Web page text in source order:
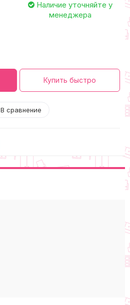
Наличие уточняйте у
менеджера
Купить быстро
В сравнение